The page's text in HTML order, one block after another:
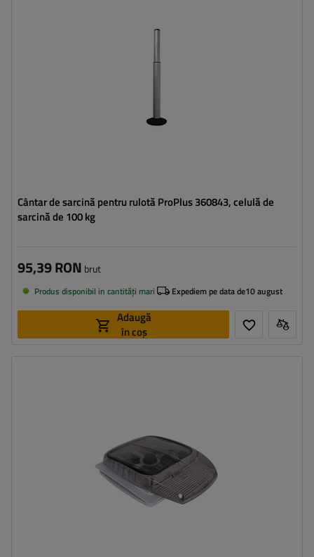
Cântar de sarcină pentru rulotă ProPlus 360843, celulă de
sarcină de 100 kg
95,39 RON brut
Produs disponibil in cantități mari Expediem pe data de10 august
Adaugă
în coș